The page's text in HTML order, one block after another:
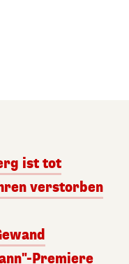
ist tot
verstorben
Premiere